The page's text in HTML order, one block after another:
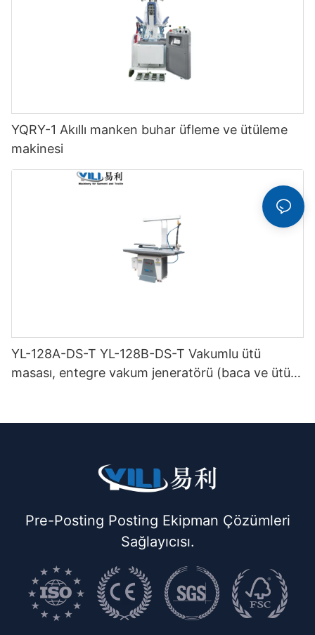
YQRY-1 Akıllı manken buhar üfleme ve ütüleme
makinesi
YL-128A-DS-T YL-128B-DS-T Vakumlu ütü
masası, entegre vakum jeneratörü (baca ve ütü
Pre-Posting Posting Ekipman Çözümleri
Sağlayıcısı.